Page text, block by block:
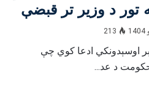
تور د وزیر تر قبضې
213
اوسېدونکي ادعا کوي چې
د عد...